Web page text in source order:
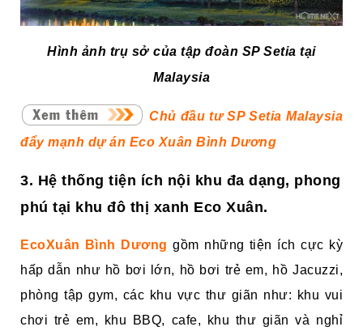
Hình ảnh trụ sở của tập đoàn SP Setia tại
Malaysia
Chủ đầu tư SP Setia Malaysia
đẩy mạnh dự án Eco Xuân Bình Dương
3. Hệ thống tiện ích nội khu đa dạng, phong
phú tại khu đô thị xanh Eco Xuân.
EcoXuân Bình Dương gồm những tiện ích cực kỳ
hấp dẫn như hồ bơi lớn, hồ bơi trẻ em, hồ Jacuzzi,
phòng tập gym, các khu vực thư giãn như: khu vui
chơi trẻ em, khu BBQ, cafe, khu thư giãn và nghỉ